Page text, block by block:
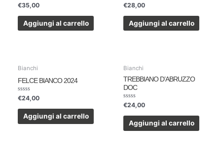
Valutato
0
su
€35,00
Aggiungi al carrello
Valutato
0
su
€28,00
Aggiungi al carrello
Bianchi
FELCE BIANCO 2024
Valutato
su
€24,00
Aggiungi al carrello
Bianchi
TREBBIANO D’ABRUZZO
DOC
Valutato
su
€24,00
Aggiungi al carrello